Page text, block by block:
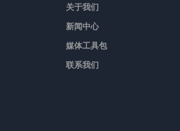
关于我们
新闻中心
媒体工具包
联系我们